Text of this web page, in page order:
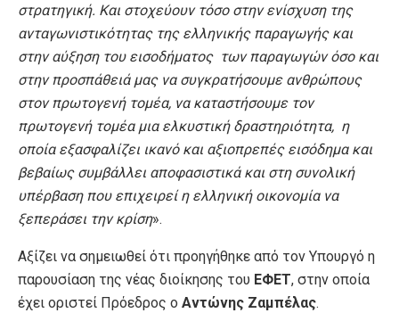
στρατηγική. Και στοχεύουν τόσο στην ενίσχυση της
ανταγωνιστικότητας της ελληνικής παραγωγής και
στην αύξηση του εισοδήματος των παραγωγών όσο και
στην προσπάθειά μας να συγκρατήσουμε ανθρώπους
στον πρωτογενή τομέα, να καταστήσουμε τον
πρωτογενή τομέα μια ελκυστική δραστηριότητα, η
οποία εξασφαλίζει ικανό και αξιοπρεπές εισόδημα και
βεβαίως συμβάλλει αποφασιστικά και στη συνολική
υπέρβαση που επιχειρεί η ελληνική οικονομία να
ξεπεράσει την κρίση».
Αξίζει να σημειωθεί ότι προηγήθηκε από τον Υπουργό η
παρουσίαση της νέας διοίκησης του ΕΦΕΤ, στην οποία
έχει οριστεί Πρόεδρος ο Αντώνης Ζαμπέλας.